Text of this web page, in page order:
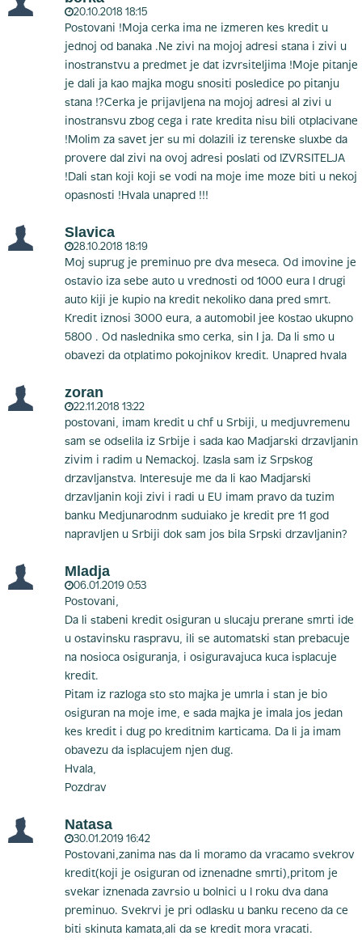
20.10.2018 18:15
Postovani !Moja cerka ima ne izmeren kes kredit u
jednoj od banaka .Ne zivi na mojoj adresi stana i zivi u
inostranstvu a predmet je dat izvrsiteljima !Moje pitanje
je dali ja kao majka mogu snositi posledice po pitanju
stana !?Cerka je prijavljena na mojoj adresi al zivi u
inostransvu zbog cega i rate kredita nisu bili otplacivane
!Molim za savet jer su mi dolazili iz terenske sluxbe da
provere dal zivi na ovoj adresi poslati od IZVRSITELJA
!Dali stan koji koji se vodi na moje ime moze biti u nekoj
opasnosti !Hvala unapred !!!
Slavica
28.10.2018 18:19
Moj suprug je preminuo pre dva meseca. Od imovine je
ostavio iza sebe auto u vrednosti od 1000 eura I drugi
auto kiji je kupio na kredit nekoliko dana pred smrt.
Kredit iznosi 3000 eura, a automobil jee kostao ukupno
5800 . Od naslednika smo cerka, sin I ja. Da li smo u
obavezi da otplatimo pokojnikov kredit. Unapred hvala
zoran
22.11.2018 13:22
postovani, imam kredit u chf u Srbiji, u medjuvremenu
sam se odselila iz Srbije i sada kao Madjarski drzavljanin
zivim i radim u Nemackoj. Izasla sam iz Srpskog
drzavljanstva. Interesuje me da li kao Madjarski
drzavljanin koji zivi i radi u EU imam pravo da tuzim
banku Medjunarodnm suduiako je kredit pre 11 god
napravljen u Srbiji dok sam jos bila Srpski drzavljanin?
Mladja
06.01.2019 0:53
Postovani,
Da li stabeni kredit osiguran u slucaju prerane smrti ide
u ostavinsku raspravu, ili se automatski stan prebacuje
na nosioca osiguranja, i osiguravajuca kuca isplacuje
kredit.
Pitam iz razloga sto sto majka je umrla i stan je bio
osiguran na moje ime, e sada majka je imala jos jedan
kes kredit i dug po kreditnim karticama. Da li ja imam
obavezu da isplacujem njen dug.
Hvala,
Pozdrav
Natasa
30.01.2019 16:42
Postovani,zanima nas da li moramo da vracamo svekrov
kredit(koji je osiguran od iznenadne smrti),pritom je
svekar iznenada zavrsio u bolnici u I roku dva dana
preminuo. Svekrvi je pri odlasku u banku receno da ce
biti skinuta kamata,ali da se kredit mora vracati.